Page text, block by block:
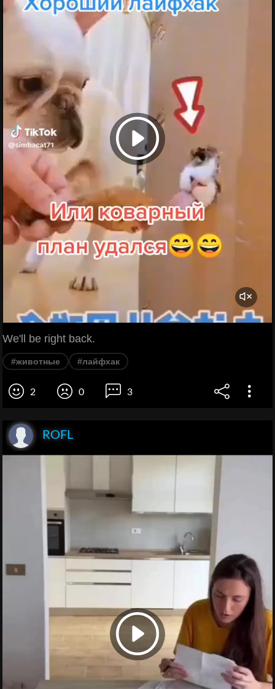
We'll be right back.
#животные #лайфхак
2 0 3
ROFL